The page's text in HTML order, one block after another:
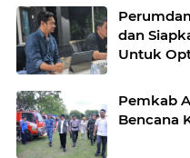
dan
Untuk
Pemkab
Bencana